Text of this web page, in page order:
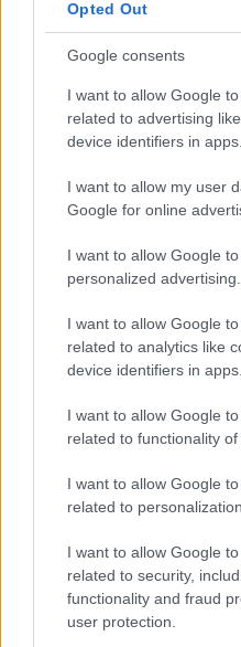
Opted Out
Google consents
I want to allow Google
related to advertising
device identifiers in apps.
I want to allow my user
Google for online
I want to allow Google
personalized advertising.
I want to allow Google
related to analytics like
device identifiers in apps.
I want to allow Google
related to functionality
I want to allow Google
related to personalization.
I want to allow Google
related to security,
functionality and fraud
user protection.
Navigli / Πηγή: Unsplash
τουριστικά σημεία της
εστιατόρια - τουριστικές
Ντουόμο και θα βρείτε
event, θα δείτε ότι οι
ανεβασμένες τόσο στα
ξενοδοχεία.